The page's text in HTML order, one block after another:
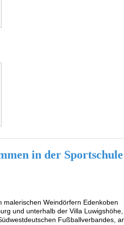
in der Sportschule
malerischen Weindörfern Edenkoben
und unterhalb der Villa Luwigshöhe,
Fußballverbandes,